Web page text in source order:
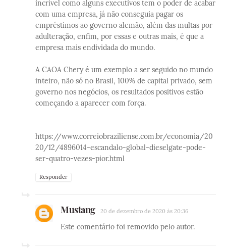
incrível como alguns executivos tem o poder de acabar
com uma empresa, já não conseguia pagar os
empréstimos ao governo alemão, além das multas por
adulteração, enfim, por essas e outras mais, é que a
empresa mais endividada do mundo.
A CAOA Chery é um exemplo a ser seguido no mundo
inteiro, não só no Brasil, 100% de capital privado, sem
governo nos negócios, os resultados positivos estão
começando a aparecer com força.
https://www.correiobraziliense.com.br/economia/20
20/12/4896014-escandalo-global-dieselgate-pode-
ser-quatro-vezes-pior.html
Responder
Mustang 20 de dezembro de 2020 às 20:36
Este comentário foi removido pelo autor.